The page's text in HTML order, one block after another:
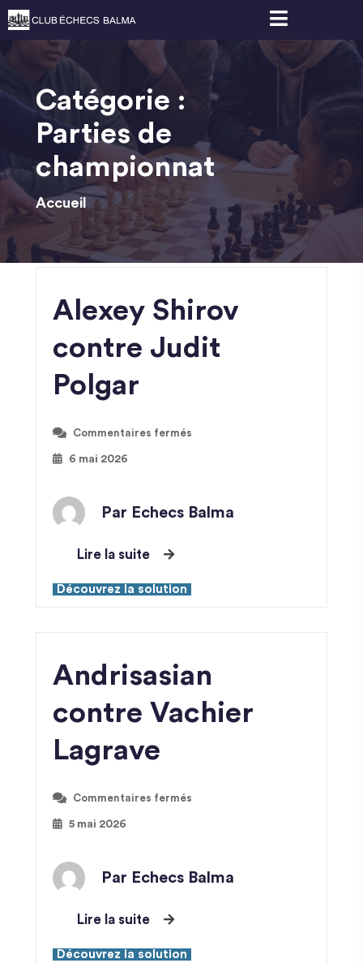
Catégorie :
Parties de
championnat
Accueil
Alexey Shirov
contre Judit
Polgar
Commentaires fermés
6 mai 2026
Par Echecs Balma
Lire la suite
Découvrez la solution
Andrisasian
contre Vachier
Lagrave
Commentaires fermés
5 mai 2026
Par Echecs Balma
Lire la suite
Découvrez la solution